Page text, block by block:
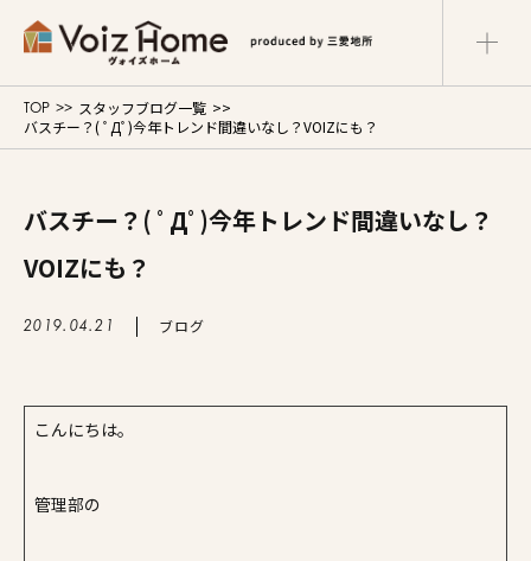
コーポレートサイト リフォームサイト
マンションサイト
Voiz Homeの家づくり
商品ラインナップ
イベント情報
TOP
スタッフブログ一覧
バスチー？( ﾟДﾟ)今年トレンド間違いなし？VOIZにも？
バスチー？( ﾟДﾟ)今年トレンド間違いなし？
VOIZにも？
2019.04.21 ブログ
こんにちは。
管理部の